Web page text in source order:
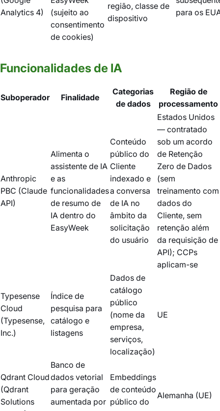
Analytics 4)
(sujeito ao
consentimento
de cookies)
região, classe de
dispositivo
para os
Funcionalidades de IA
Suboperador Finalidade
Categorias
de dados
Região de
processamento
Anthropic
PBC (Claude
API)
Alimenta o
assistente de IA
e as
funcionalidades
de resumo de
IA dentro do
EasyWeek
Conteúdo
público do
Cliente
indexado e
a conversa
de IA no
âmbito da
solicitação
do usuário
Estados Unidos
— contratado
sob um acordo
de Retenção
Zero de Dados
(sem
treinamento com
dados do
Cliente, sem
retenção além
da requisição de
API); CCPs
aplicam-se
Typesense
Cloud
(Typesense,
Inc.)
Índice de
pesquisa para
catálogo e
listagens
Dados de
catálogo
público
(nome da
empresa,
serviços,
localização)
UE
Qdrant Cloud
(Qdrant
Solutions
Banco de
dados vetorial
para geração
aumentada por
Embeddings
de conteúdo
público do
Alemanha (UE)